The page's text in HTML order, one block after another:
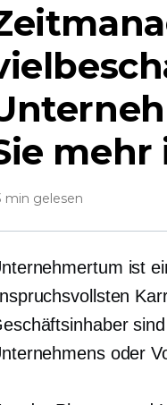
min gelesen
ist
oder